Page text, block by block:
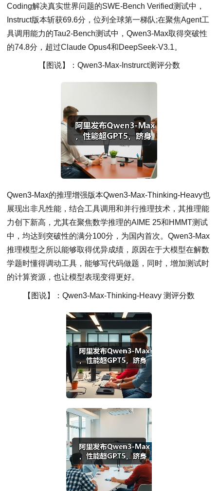
Coding解决真实世界问题的SWE-Bench Verified测试中，
Instruct版本斩获69.6分，位列全球第一梯队;在聚焦Agent工
具调用能力的Tau2-Bench测试中，Qwen3-Max取得突破性
的74.8分，超过Claude Opus4和DeepSeek-V3.1。
【图说】：Qwen3-Max-Instrurct测评分数
Qwen3-Max的推理增强版本Qwen3-Max-Thinking-Heavy也
展现出非凡性能，结合工具调用和并行推理技术，其推理能
力创下新高，尤其在聚焦数学推理的AIME 25和HMMT测试
中，均达到突破性的满分100分，为国内首次。Qwen3-Max
推理模型之所以能够取得优异成绩，原因在于大模型在解数
学题时懂得调动工具，能够写代码做题，同时，增加测试时
的计算资源，也让模型表现变得更好。
【图说】：Qwen3-Max-Thinking-Heavy 测评分数